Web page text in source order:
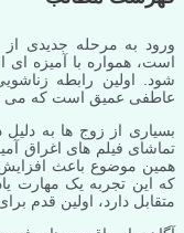
ورود به مرحله جدیدی
است، همواره با آمیزه
شود. اولین رابطه
عاطفی عمیق است که می
بسیاری از زوج ها به
تماشای فیلم های اغراق
همین موضوع باعث
که این تجربه یک مهارت
متقابل دارد، اولین قدم